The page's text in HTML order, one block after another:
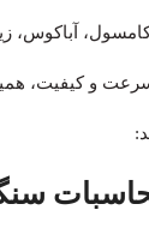
آباکوس،
و کیفیت،